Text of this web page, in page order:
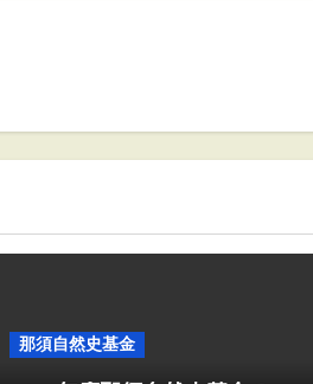
那須自然史基金